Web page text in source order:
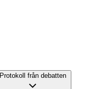
Protokoll från debatten